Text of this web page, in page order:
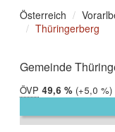
für
Inneres
Sie
befinden
hier:
Österreich
Thüringerberg
Gemeinde
ÖVP 2019:
49,6 %
2014:
44,6 %
Differenz:
+5,0 %